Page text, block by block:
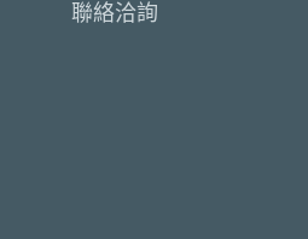
聯絡洽詢